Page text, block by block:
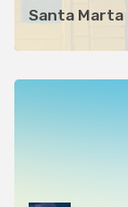
Santa Marta